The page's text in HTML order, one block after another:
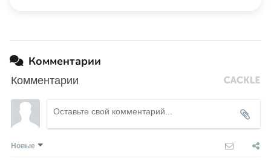
Комментарии
Комментарии
Новые